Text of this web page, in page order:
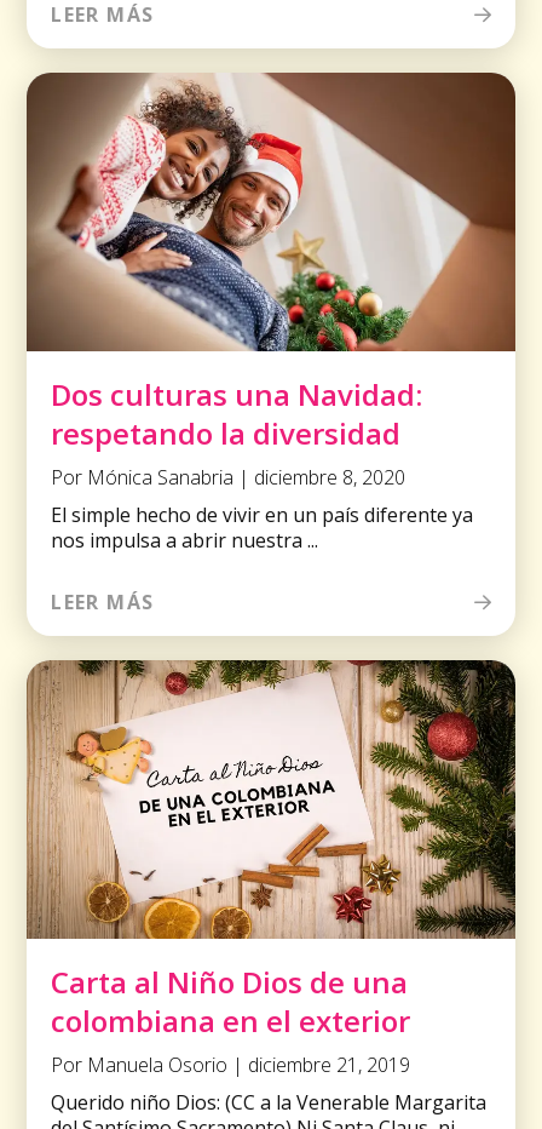
LEER MÁS
Dos culturas una Navidad:
respetando la diversidad
Por Mónica Sanabria | diciembre 8, 2020
El simple hecho de vivir en un país diferente ya
nos impulsa a abrir nuestra ...
LEER MÁS
Carta al Niño Dios de una
colombiana en el exterior
Por Manuela Osorio | diciembre 21, 2019
Querido niño Dios: (CC a la Venerable Margarita